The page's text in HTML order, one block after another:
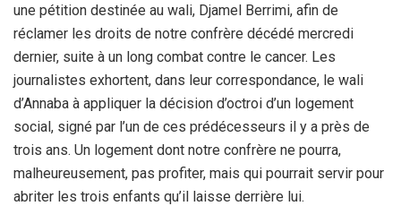
une pétition destinée au wali, Djamel Berrimi, afin de
réclamer les droits de notre confrère décédé mercredi
dernier, suite à un long combat contre le cancer. Les
journalistes exhortent, dans leur correspondance, le wali
d’Annaba à appliquer la décision d’octroi d’un logement
social, signé par l’un de ces prédécesseurs il y a près de
trois ans. Un logement dont notre confrère ne pourra,
malheureusement, pas profiter, mais qui pourrait servir pour
abriter les trois enfants qu’il laisse derrière lui.